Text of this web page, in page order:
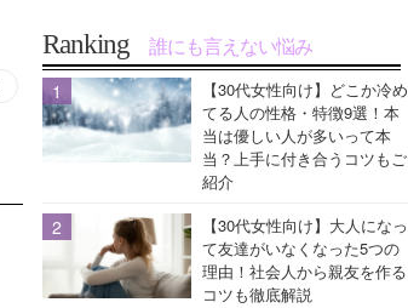
Ranking 誰にも言えない悩み
【30代女性向け】どこか冷め
てる人の性格・特徴9選！本
当は優しい人が多いって本
当？上手に付き合うコツもご
紹介
【30代女性向け】大人になっ
て友達がいなくなった5つの
理由！社会人から親友を作る
コツも徹底解説